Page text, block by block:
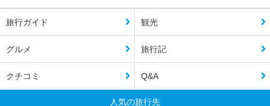
旅行ガイド 観光
グルメ 旅行記
クチコミ Q&A
人気の旅行先